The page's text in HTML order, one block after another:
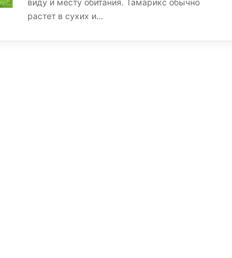
виду и месту обитания. Тамарикс обычно
растет в сухих и…